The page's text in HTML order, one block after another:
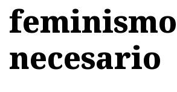
feminismo
necesario